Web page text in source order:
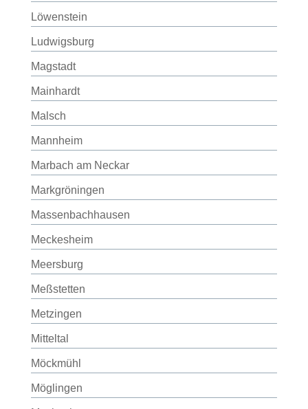
Löwenstein
Ludwigsburg
Magstadt
Mainhardt
Malsch
Mannheim
Marbach am Neckar
Markgröningen
Massenbachhausen
Meckesheim
Meersburg
Meßstetten
Metzingen
Mitteltal
Möckmühl
Möglingen